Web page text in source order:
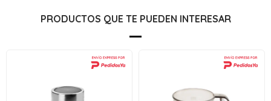
PRODUCTOS QUE TE PUEDEN INTERESAR